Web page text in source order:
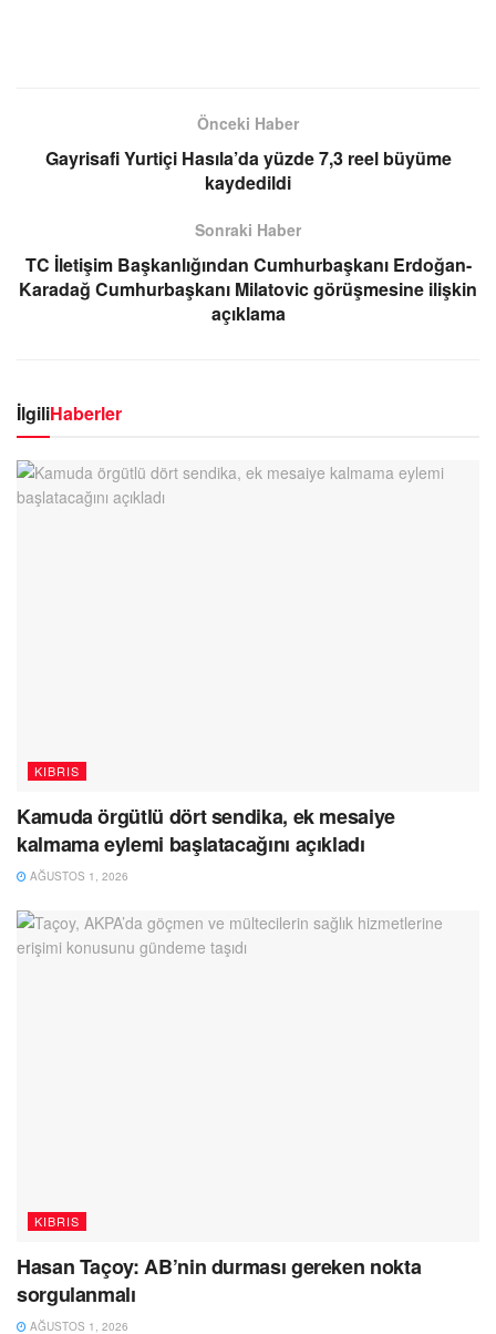
Önceki Haber
Gayrisafi Yurtiçi Hasıla’da yüzde 7,3 reel büyüme
kaydedildi
Sonraki Haber
TC İletişim Başkanlığından Cumhurbaşkanı Erdoğan-
Karadağ Cumhurbaşkanı Milatovic görüşmesine ilişkin
açıklama
İlgiliHaberler
KIBRIS
Kamuda örgütlü dört sendika, ek mesaiye
kalmama eylemi başlatacağını açıkladı
AĞUSTOS 1, 2026
KIBRIS
Hasan Taçoy: AB’nin durması gereken nokta
sorgulanmalı
AĞUSTOS 1, 2026